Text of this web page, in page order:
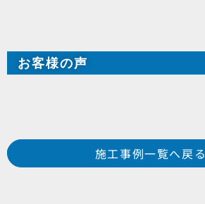
お客様の声
Prev
松市 西区 神ケ谷町 某借家様
施工事例一覧へ戻る